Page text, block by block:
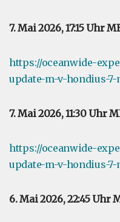
7. Mai 2026, 17:15 Uhr
https://oceanwide-
update-m-v-hondius-7-
7. Mai 2026, 11:30 Uhr
https://oceanwide-
update-m-v-hondius-7-
6. Mai 2026, 22:45 Uhr